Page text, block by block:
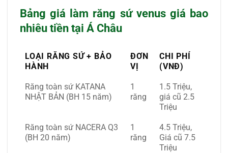
Bảng giá làm răng sứ venus giá bao
nhiêu tiền tại Á Châu
LOẠI RĂNG SỨ + BẢO
HÀNH
ĐƠN
VỊ
CHI PHÍ
(VNĐ)
Răng toàn sứ KATANA
NHẬT BẢN (BH 15 năm)
1
răng
1.5 Triệu,
giá cũ 2.5
Triệu
Răng toàn sứ NACERA Q3
(BH 20 năm)
1
răng
4.5 Triệu,
Giá cũ 7.5
Triệu